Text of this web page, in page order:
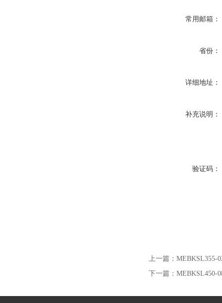
常用邮箱：
省份：
详细地址：
补充说明：
验证码：
上一篇： MEBKSL355-
下一篇： MEBKSL450-